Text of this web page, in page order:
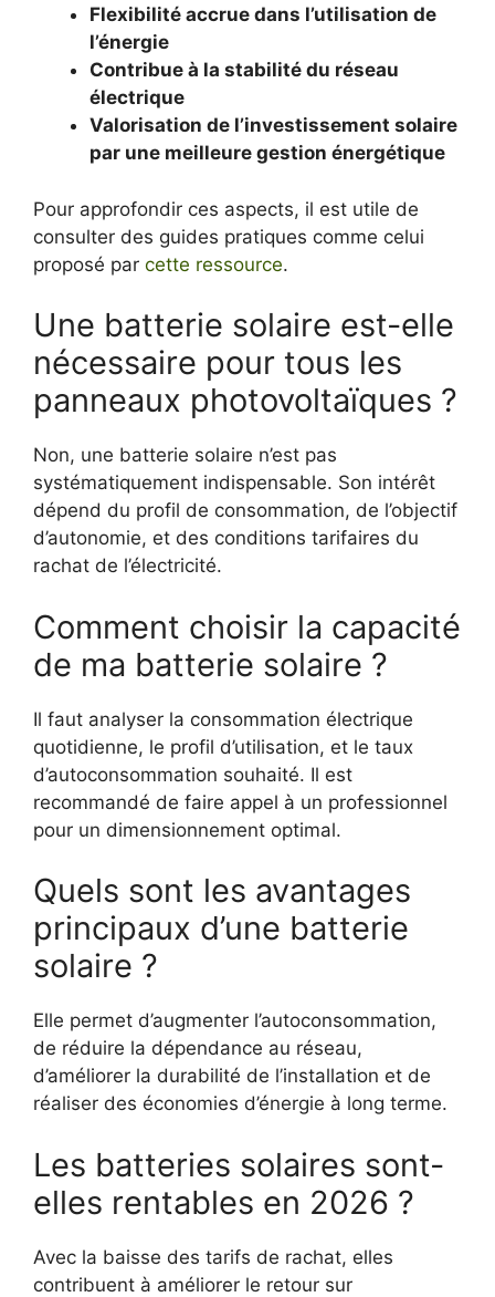
Flexibilité accrue dans l’utilisation de
l’énergie
Contribue à la stabilité du réseau
électrique
Valorisation de l’investissement solaire
par une meilleure gestion énergétique
Pour approfondir ces aspects, il est utile de
consulter des guides pratiques comme celui
proposé par cette ressource.
Une batterie solaire est-elle
nécessaire pour tous les
panneaux photovoltaïques ?
Non, une batterie solaire n’est pas
systématiquement indispensable. Son intérêt
dépend du profil de consommation, de l’objectif
d’autonomie, et des conditions tarifaires du
rachat de l’électricité.
Comment choisir la capacité
de ma batterie solaire ?
Il faut analyser la consommation électrique
quotidienne, le profil d’utilisation, et le taux
d’autoconsommation souhaité. Il est
recommandé de faire appel à un professionnel
pour un dimensionnement optimal.
Quels sont les avantages
principaux d’une batterie
solaire ?
Elle permet d’augmenter l’autoconsommation,
de réduire la dépendance au réseau,
d’améliorer la durabilité de l’installation et de
réaliser des économies d’énergie à long terme.
Les batteries solaires sont-
elles rentables en 2026 ?
Avec la baisse des tarifs de rachat, elles
contribuent à améliorer le retour sur